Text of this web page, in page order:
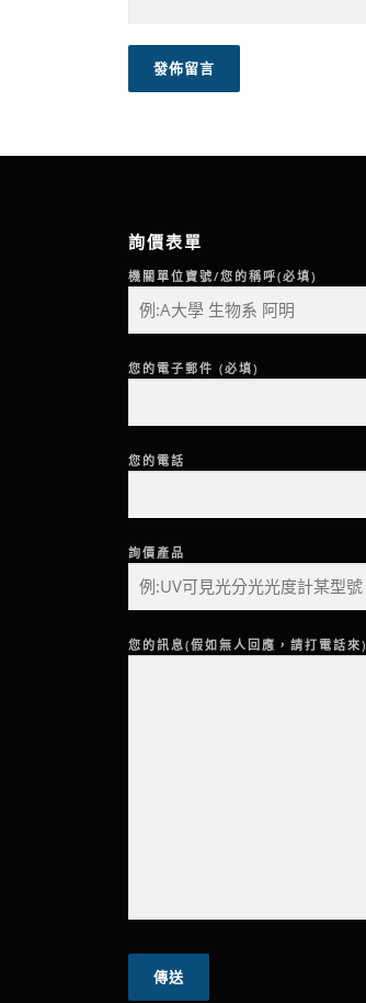
詢價表單
機關單位寶號/您的稱呼(必填)
您的電子郵件 (必填)
您的電話
詢價產品
您的訊息(假如無人回應，請打電話來)